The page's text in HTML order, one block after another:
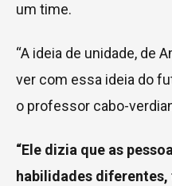
um time.
“A ideia de unidade, de
ver com essa ideia do
o professor cabo-
“Ele dizia que as
habilidades